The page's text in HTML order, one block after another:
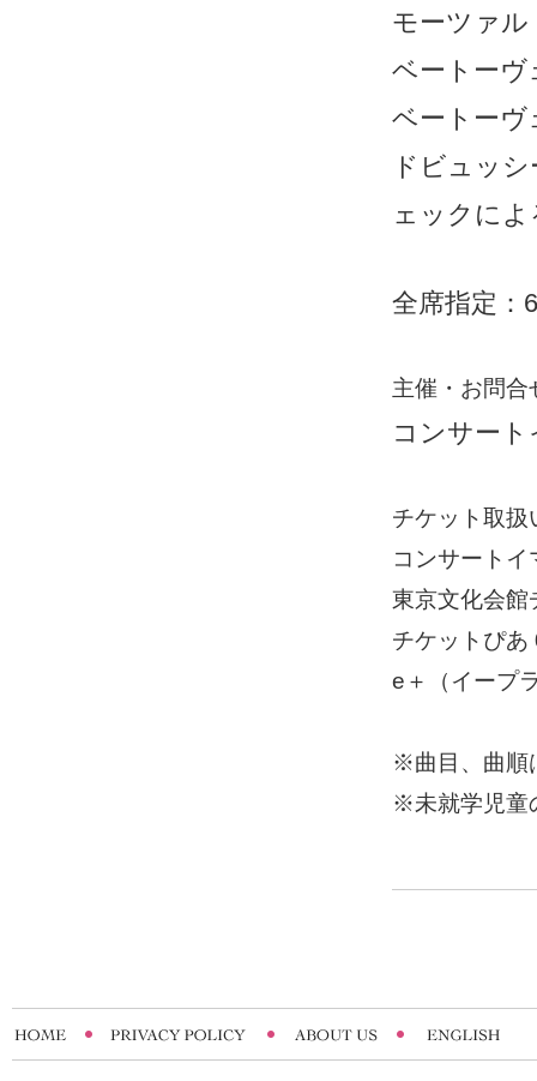
モーツァル
ベートーヴ
ベートーヴ
ドビュッ
ェックによ
全席指定：
主催・お問合
コンサート
チケット取扱
コンサート
東京文化会
チケットぴ
e＋（イープ
※曲目、曲順
※未就学児童